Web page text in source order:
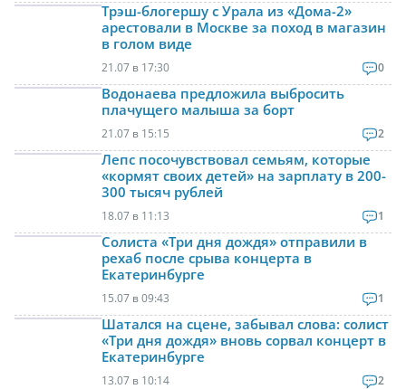
Трэш-блогершу с Урала из «Дома-2»
арестовали в Москве за поход в магазин
в голом виде
21.07 в 17:30 0
Водонаева предложила выбросить
плачущего малыша за борт
21.07 в 15:15 2
Лепс посочувствовал семьям, которые
«кормят своих детей» на зарплату в 200-
300 тысяч рублей
18.07 в 11:13 1
Солиста «Три дня дождя» отправили в
рехаб после срыва концерта в
Екатеринбурге
15.07 в 09:43 1
Шатался на сцене, забывал слова: солист
«Три дня дождя» вновь сорвал концерт в
Екатеринбурге
13.07 в 10:14 2